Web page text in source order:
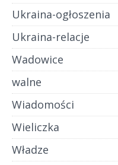
Ukraina-ogłoszenia
Ukraina-relacje
Wadowice
walne
Wiadomości
Wieliczka
Władze